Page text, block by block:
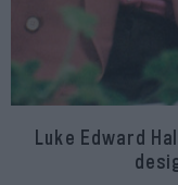
Luke Edward